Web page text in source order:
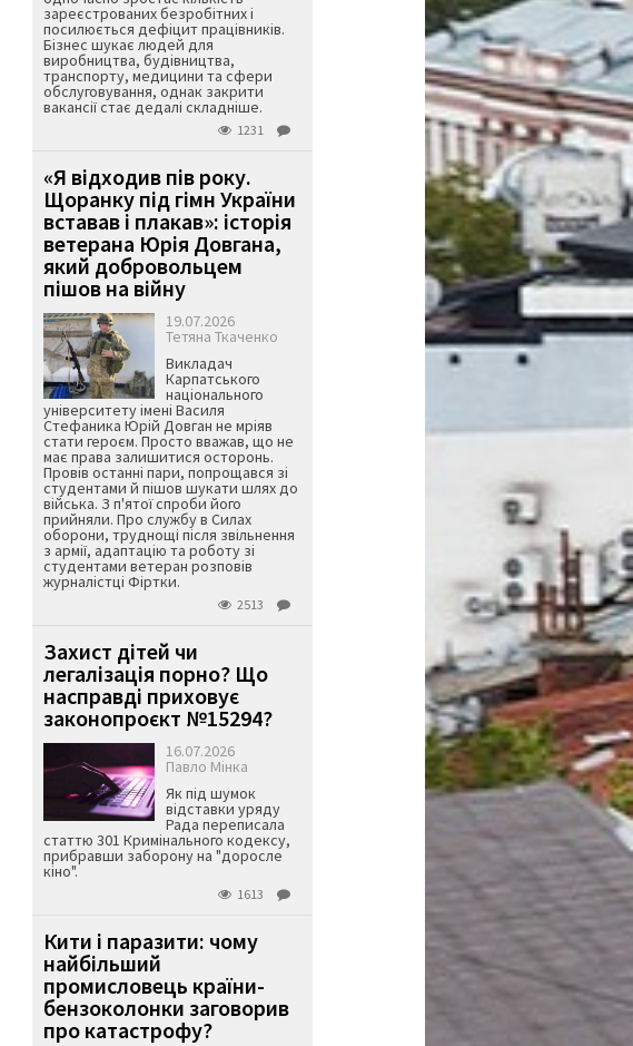
зареєстрованих безробітних і
посилюється дефіцит працівників.
Бізнес шукає людей для
виробництва, будівництва,
транспорту, медицини та сфери
обслуговування, однак закрити
вакансії стає дедалі складніше.
1231
«Я відходив пів року.
Щоранку під гімн України
вставав і плакав»: історія
ветерана Юрія Довгана,
який добровольцем
пішов на війну
19.07.2026
Тетяна Ткаченко
Викладач
Карпатського
національного
університету імені Василя
Стефаника Юрій Довган не мріяв
стати героєм. Просто вважав, що не
має права залишитися осторонь.
Провів останні пари, попрощався зі
студентами й пішов шукати шлях до
війська. З п'ятої спроби його
прийняли. Про службу в Силах
оборони, труднощі після звільнення
з армії, адаптацію та роботу зі
студентами ветеран розповів
журналістці Фіртки.
2513
Захист дітей чи
легалізація порно? Що
насправді приховує
законопроєкт №15294?
16.07.2026
Павло Мінка
Як під шумок
відставки уряду
Рада переписала
статтю 301 Кримінального кодексу,
прибравши заборону на "доросле
кіно".
1613
Кити і паразити: чому
найбільший
промисловець країни-
бензоколонки заговорив
про катастрофу?